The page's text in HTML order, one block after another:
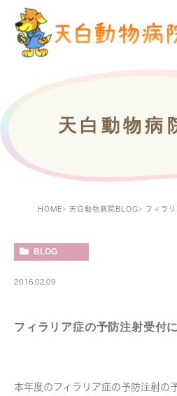
天白動物病
HOME 天白動物病院BLOG フィラ
BLOG
2016.02.09
フィラリア症の予防注射受付
本年度のフィラリア症の予防注射の